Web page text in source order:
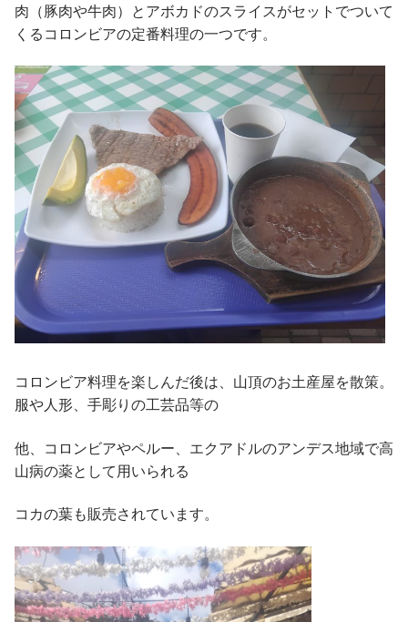
肉（豚肉や牛肉）とアボカドのスライスがセットでついて
くるコロンビアの定番料理の一つです。
コロンビア料理を楽しんだ後は、山頂のお土産屋を散策。
服や人形、手彫りの工芸品等の
他、コロンビアやペルー、エクアドルのアンデス地域で高
山病の薬として用いられる
コカの葉も販売されています。